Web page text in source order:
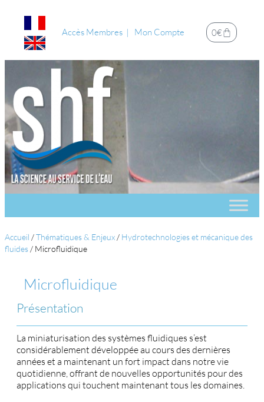
Accès Membres Mon Compte 0€
Accueil /Thématiques & Enjeux / Hydrotechnologies et mécanique des
fluides / Microfluidique
Microfluidique
Présentation
La miniaturisation des systèmes fluidiques s’est
considérablement développée au cours des dernières
années et a maintenant un fort impact dans notre vie
quotidienne, offrant de nouvelles opportunités pour des
applications qui touchent maintenant tous les domaines.